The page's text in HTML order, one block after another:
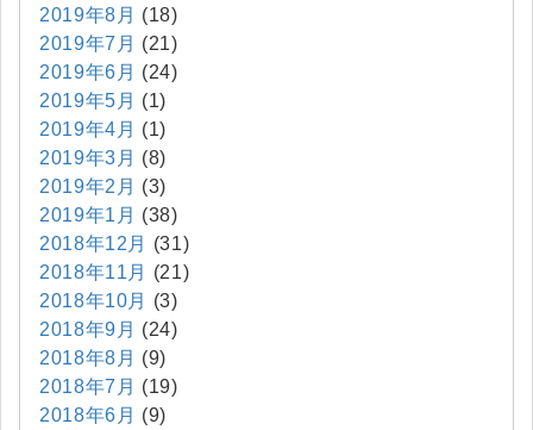
2019年8月 (18)
2019年7月 (21)
2019年6月 (24)
2019年5月 (1)
2019年4月 (1)
2019年3月 (8)
2019年2月 (3)
2019年1月 (38)
2018年12月
(31)
2018年11月
(21)
2018年10月
(3)
2018年9月 (24)
2018年8月 (9)
2018年7月 (19)
2018年6月 (9)